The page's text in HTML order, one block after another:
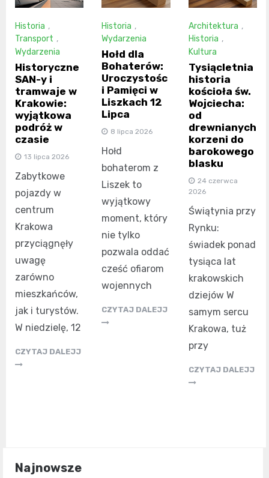
Historia ,
Transport ,
Wydarzenia
Historyczne
SAN-y i
tramwaje w
Krakowie:
wyjątkowa
podróż w
czasie
13 lipca 2026
Zabytkowe
pojazdy w
centrum
Krakowa
przyciągnęły
uwagę
zarówno
mieszkańców,
jak i turystów.
W niedzielę, 12
CZYTAJ DALEJJ
Historia ,
Wydarzenia
Hołd dla
Bohaterów:
Uroczystośc
i Pamięci w
Liszkach 12
Lipca
8 lipca 2026
Hołd
bohaterom z
Liszek to
wyjątkowy
moment, który
nie tylko
pozwala oddać
cześć ofiarom
wojennych
CZYTAJ DALEJJ
Architektura ,
Historia ,
Kultura
Tysiącletnia
historia
kościoła św.
Wojciecha:
od
drewnianych
korzeni do
barokowego
blasku
24 czerwca
2026
Świątynia przy
Rynku:
świadek ponad
tysiąca lat
krakowskich
dziejów W
samym sercu
Krakowa, tuż
przy
CZYTAJ DALEJJ
Najnowsze